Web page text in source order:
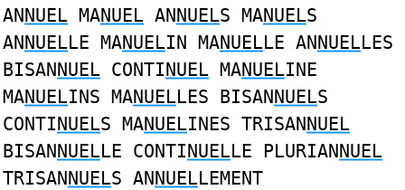
ANNUEL MANUEL ANNUELS MANUELS
ANNUELLE MANUELIN MANUELLE ANNUELLES
BISANNUEL CONTINUEL MANUELINE
MANUELINS MANUELLES BISANNUELS
CONTINUELS MANUELINES TRISANNUEL
BISANNUELLE CONTINUELLE PLURIANNUEL
TRISANNUELS ANNUELLEMENT